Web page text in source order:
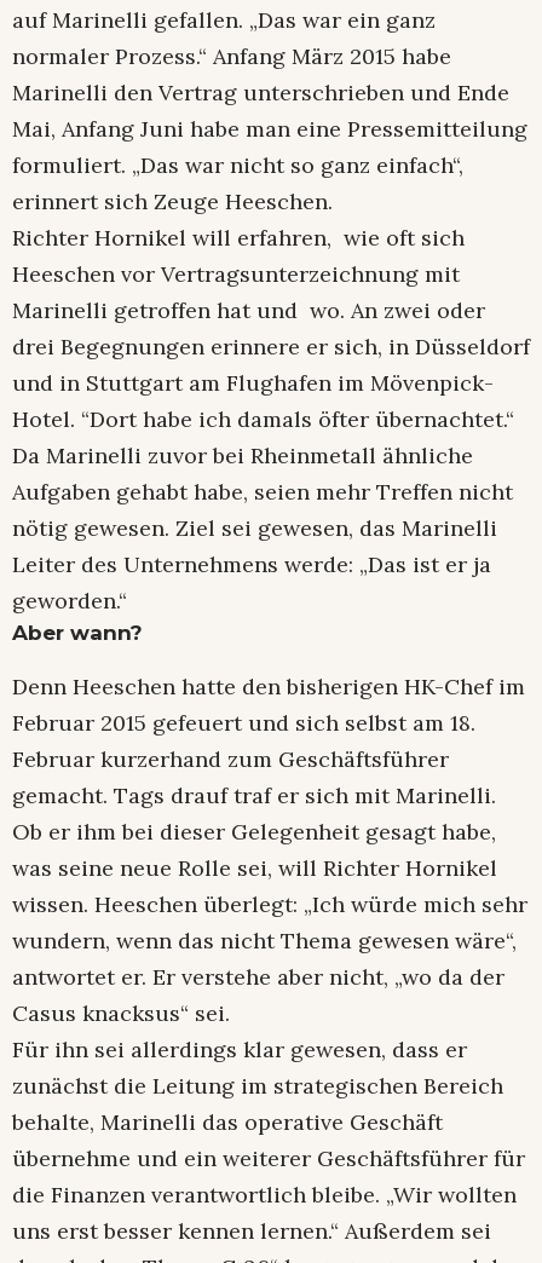
auf Marinelli gefallen. „Das war ein ganz
normaler Prozess.“ Anfang März 2015 habe
Marinelli den Vertrag unterschrieben und Ende
Mai, Anfang Juni habe man eine Pressemitteilung
formuliert. „Das war nicht so ganz einfach“,
erinnert sich Zeuge Heeschen.
Richter Hornikel will erfahren, wie oft sich
Heeschen vor Vertragsunterzeichnung mit
Marinelli getroffen hat und wo. An zwei oder
drei Begegnungen erinnere er sich, in Düsseldorf
und in Stuttgart am Flughafen im Mövenpick-
Hotel. “Dort habe ich damals öfter übernachtet.“
Da Marinelli zuvor bei Rheinmetall ähnliche
Aufgaben gehabt habe, seien mehr Treffen nicht
nötig gewesen. Ziel sei gewesen, das Marinelli
Leiter des Unternehmens werde: „Das ist er ja
geworden.“
Aber wann?
Denn Heeschen hatte den bisherigen HK-Chef im
Februar 2015 gefeuert und sich selbst am 18.
Februar kurzerhand zum Geschäftsführer
gemacht. Tags drauf traf er sich mit Marinelli.
Ob er ihm bei dieser Gelegenheit gesagt habe,
was seine neue Rolle sei, will Richter Hornikel
wissen. Heeschen überlegt: „Ich würde mich sehr
wundern, wenn das nicht Thema gewesen wäre“,
antwortet er. Er verstehe aber nicht, „wo da der
Casus knacksus“ sei.
Für ihn sei allerdings klar gewesen, dass er
zunächst die Leitung im strategischen Bereich
behalte, Marinelli das operative Geschäft
übernehme und ein weiterer Geschäftsführer für
die Finanzen verantwortlich bleibe. „Wir wollten
uns erst besser kennen lernen.“ Außerdem sei